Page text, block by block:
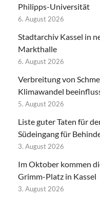
Philipps-Universität
6. August 2026
Stadtarchiv Kassel in
Markthalle
6. August 2026
Verbreitung von
Klimawandel
5. August 2026
Liste guter Taten für
Südeingang für
3. August 2026
Im Oktober kommen
Grimm-Platz in Kassel
3. August 2026